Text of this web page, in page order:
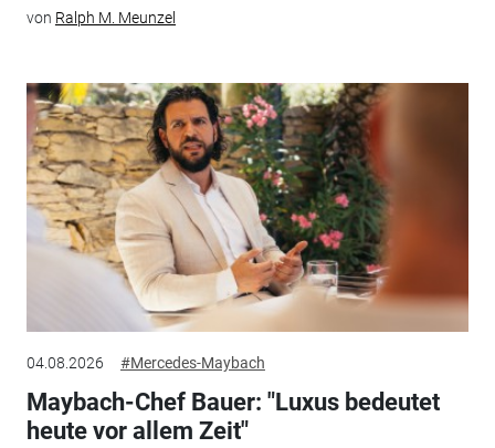
von Ralph M. Meunzel
04.08.2026 #Mercedes-Maybach
Maybach-Chef Bauer: "Luxus bedeutet
heute vor allem Zeit"